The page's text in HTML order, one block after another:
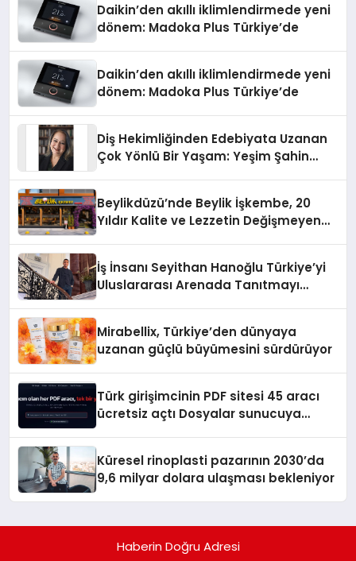
Daikin’den akıllı iklimlendirmede yeni
dönem: Madoka Plus Türkiye’de
Daikin’den akıllı iklimlendirmede yeni
dönem: Madoka Plus Türkiye’de
Diş Hekimliğinden Edebiyata Uzanan
Çok Yönlü Bir Yaşam: Yeşim Şahin
Beylikdüzü’nde Beylik İşkembe, 20
Yıldır Kalite ve Lezzetin Değişmeyen
İş İnsanı Seyithan Hanoğlu Türkiye’yi
Uluslararası Arenada Tanıtmayı
Mirabellix, Türkiye’den dünyaya
uzanan güçlü büyümesini sürdürüyor
Türk girişimcinin PDF sitesi 45 aracı
ücretsiz açtı Dosyalar sunucuya
Küresel rinoplasti pazarının 2030’da
9,6 milyar dolara ulaşması bekleniyor
Haberin Doğru Adresi